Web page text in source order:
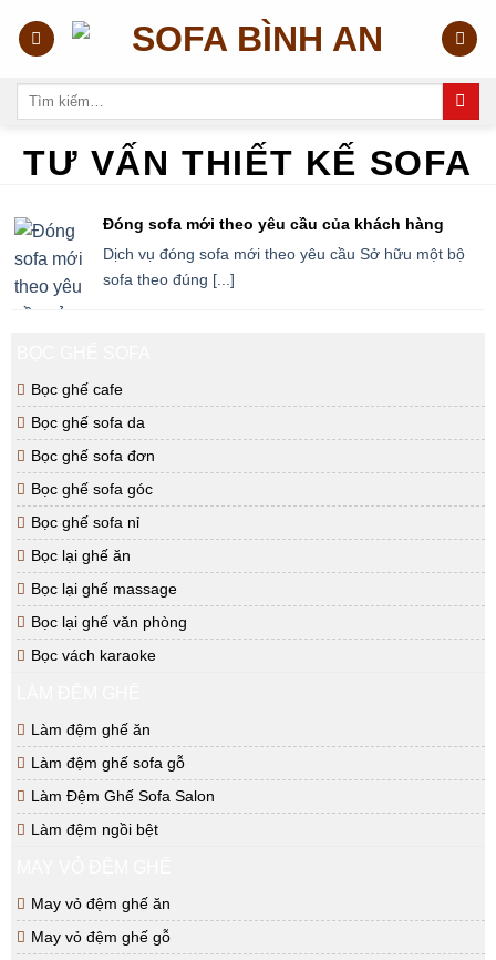
Tìm
Bọc ghế cafe
Bọc ghế sofa da
Bọc ghế sofa đơn
Bọc ghế sofa góc
Bọc ghế sofa nỉ
Bọc lại ghế ăn
Bọc lại ghế massage
Bọc lại ghế văn phòng
Bọc vách karaoke
Làm đệm ghế ăn
Làm đệm ghế sofa gỗ
Làm Đệm Ghế Sofa Salon
Làm đệm ngồi bệt
May vỏ đệm ghế ăn
May vỏ đệm ghế gỗ
TƯ VẤN THIẾT KẾ SOFA
Đóng sofa mới theo yêu cầu của khách hàng
Dịch vụ đóng sofa mới theo yêu cầu Sở hữu một bộ
sofa theo đúng [...]